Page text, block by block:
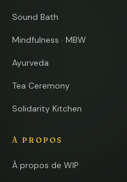
Sound Bath
Mindfulness · MBW
Ayurveda
Tea Ceremony
Solidarity Kitchen
À PROPOS
À propos de WIP